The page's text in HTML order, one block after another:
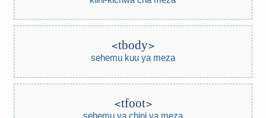
tbody
sehemu kuu ya meza
tfoot
sehemu ya chini ya meza